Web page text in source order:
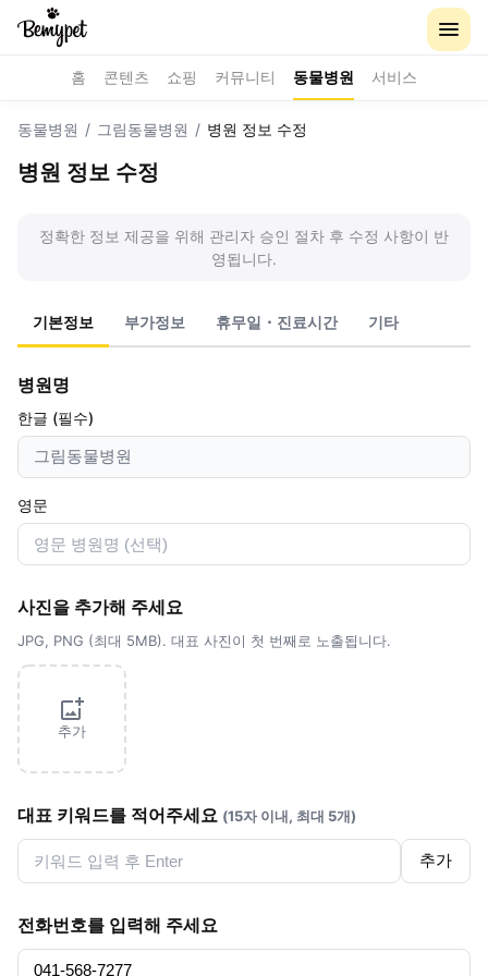
홈 콘텐츠 쇼핑 커뮤니티 동물병원 서비스
동물병원 / 그림동물병원 / 병원 정보 수정
병원 정보 수정
정확한 정보 제공을 위해 관리자 승인 절차 후 수정 사항이 반
영됩니다.
기본정보 부가정보 휴무일・진료시간 기타
병원명
한글 (필수)
영문
사진을 추가해 주세요
JPG, PNG (최대 5MB). 대표 사진이 첫 번째로 노출됩니다.
추가
대표 키워드를 적어주세요 (15자 이내, 최대 5개)
추가
전화번호를 입력해 주세요